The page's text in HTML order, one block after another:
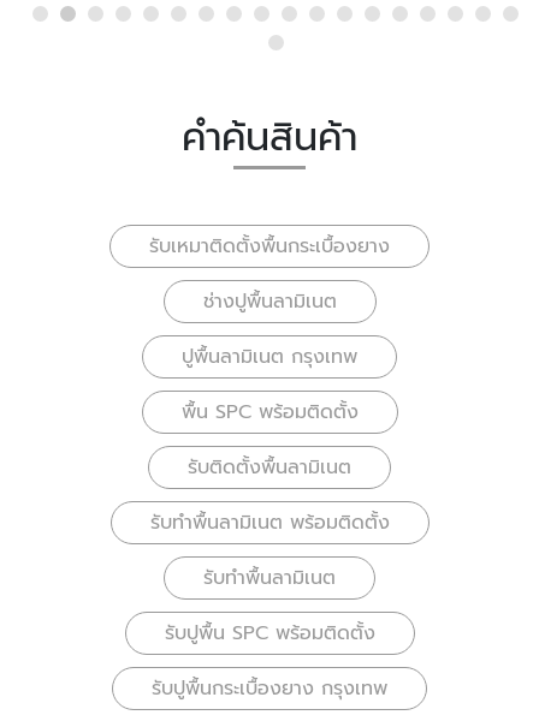
คำค้นสินค้า
รับเหมาติดตั้งพื้นกระเบื้องยาง
ช่างปูพื้นลามิเนต
ปูพื้นลามิเนต กรุงเทพ
พื้น SPC พร้อมติดตั้ง
รับติดตั้งพื้นลามิเนต
รับทำพื้นลามิเนต พร้อมติดตั้ง
รับทำพื้นลามิเนต
รับปูพื้น SPC พร้อมติดตั้ง
รับปูพื้นกระเบื้องยาง กรุงเทพ